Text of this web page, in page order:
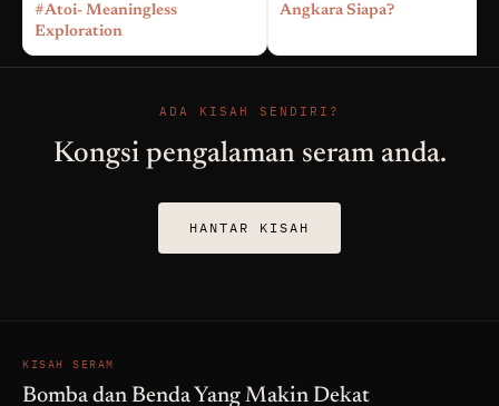
#Atoi- Meaningless
Exploration
Angkara Siapa?
ADA KISAH SENDIRI?
Kongsi pengalaman seram anda.
HANTAR KISAH
KISAH SERAM
Bomba dan Benda Yang Makin Dekat